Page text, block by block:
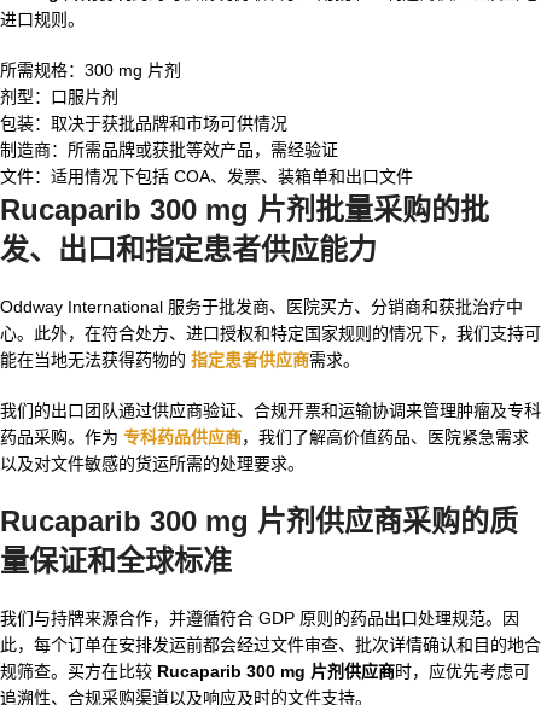
进口规则。
所需规格：300 mg 片剂
剂型：口服片剂
包装：取决于获批品牌和市场可供情况
制造商：所需品牌或获批等效产品，需经验证
文件：适用情况下包括 COA、发票、装箱单和出口文件
Rucaparib 300 mg 片剂批量采购的批
发、出口和指定患者供应能力
Oddway International 服务于批发商、医院买方、分销商和获批治疗中
心。此外，在符合处方、进口授权和特定国家规则的情况下，我们支持可
能在当地无法获得药物的 指定患者供应商需求。
我们的出口团队通过供应商验证、合规开票和运输协调来管理肿瘤及专科
药品采购。作为 专科药品供应商，我们了解高价值药品、医院紧急需求
以及对文件敏感的货运所需的处理要求。
Rucaparib 300 mg 片剂供应商采购的质
量保证和全球标准
我们与持牌来源合作，并遵循符合 GDP 原则的药品出口处理规范。因
此，每个订单在安排发运前都会经过文件审查、批次详情确认和目的地合
规筛查。买方在比较 Rucaparib 300 mg 片剂供应商时，应优先考虑可
追溯性、合规采购渠道以及响应及时的文件支持。